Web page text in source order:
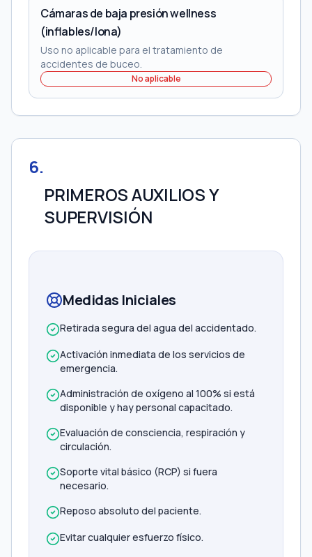
Cámaras de baja presión wellness
(inflables/lona)
Uso no aplicable para el tratamiento de
accidentes de buceo.
No aplicable
6.
PRIMEROS AUXILIOS Y
SUPERVISIÓN
Medidas Iniciales
Retirada segura del agua del accidentado.
Activación inmediata de los servicios de
emergencia.
Administración de oxígeno al 100% si está
disponible y hay personal capacitado.
Evaluación de consciencia, respiración y
circulación.
Soporte vital básico (RCP) si fuera
necesario.
Reposo absoluto del paciente.
Evitar cualquier esfuerzo físico.